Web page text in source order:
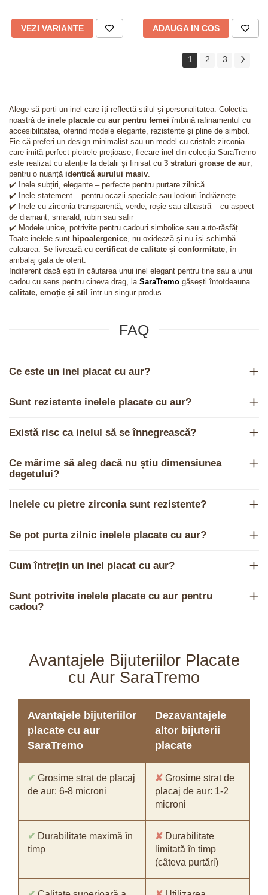
VEZI VARIANTE ADAUGA IN COS
1 2 3
Alege să porți un inel care îți reflectă stilul și personalitatea. Colecția
noastră de inele placate cu aur pentru femei îmbină rafinamentul cu
accesibilitatea, oferind modele elegante, rezistente și pline de simbol.
Fie că preferi un design minimalist sau un model cu cristale zirconia
care imită perfect pietrele prețioase, fiecare inel din colecția SaraTremo
este realizat cu atenție la detalii și finisat cu 3 straturi groase de aur,
pentru o nuanță identică aurului masiv.
✔️ Inele subțiri, elegante – perfecte pentru purtare zilnică
✔️ Inele statement – pentru ocazii speciale sau lookuri îndrăznețe
✔️ Inele cu zirconia transparentă, verde, roșie sau albastră – cu aspect
de diamant, smarald, rubin sau safir
✔️ Modele unice, potrivite pentru cadouri simbolice sau auto-răsfăț
Toate inelele sunt hipoalergenice, nu oxidează și nu își schimbă
culoarea. Se livrează cu certificat de calitate și conformitate, în
ambalaj gata de oferit.
Indiferent dacă ești în căutarea unui inel elegant pentru tine sau a unui
cadou cu sens pentru cineva drag, la SaraTremo găsești întotdeauna
calitate, emoție și stil într-un singur produs.
FAQ
Ce este un inel placat cu aur?
Sunt rezistente inelele placate cu aur?
Există risc ca inelul să se înnegrească?
Ce mărime să aleg dacă nu știu dimensiunea
degetului?
Inelele cu pietre zirconia sunt rezistente?
Se pot purta zilnic inelele placate cu aur?
Cum întrețin un inel placat cu aur?
Sunt potrivite inelele placate cu aur pentru
cadou?
Avantajele Bijuteriilor Placate
cu Aur SaraTremo
Avantajele bijuteriilor
placate cu aur
SaraTremo
Dezavantajele
altor bijuterii
placate
✔ Grosime strat de placaj
de aur: 6-8 microni
✘ Grosime strat de
placaj de aur: 1-2
microni
✔ Durabilitate maximă în
timp
✘ Durabilitate
limitată în timp
(câteva purtări)